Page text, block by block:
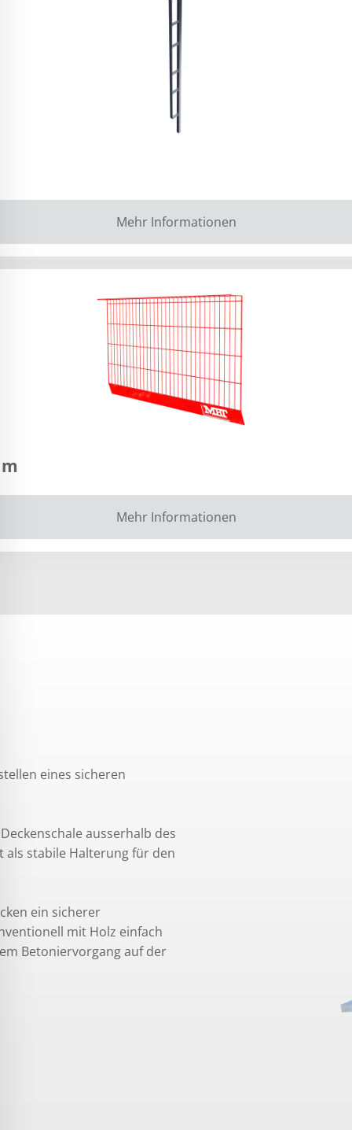
Mehr Informationen
Mehr Informationen
eines sicheren
ausserhalb des
als stabile Halterung für den
ein sicherer
mit Holz einfach
Betoniervorgang auf der